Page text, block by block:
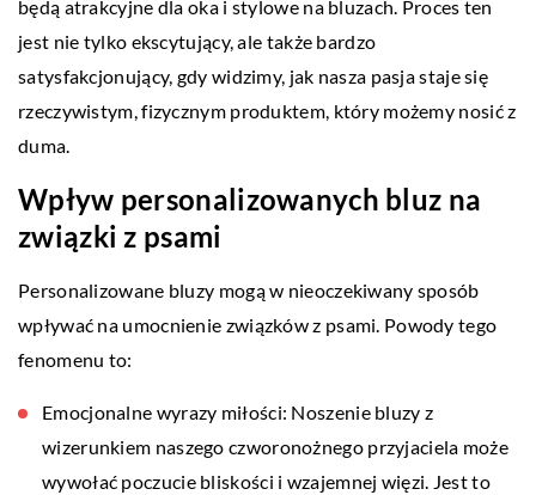
będą atrakcyjne dla oka i stylowe na bluzach. Proces ten
jest nie tylko ekscytujący, ale także bardzo
satysfakcjonujący, gdy widzimy, jak nasza pasja staje się
rzeczywistym, fizycznym produktem, który możemy nosić z
duma.
Wpływ personalizowanych bluz na
związki z psami
Personalizowane bluzy mogą w nieoczekiwany sposób
wpływać na umocnienie związków z psami. Powody tego
fenomenu to:
Emocjonalne wyrazy miłości: Noszenie bluzy z
wizerunkiem naszego czworonożnego przyjaciela może
wywołać poczucie bliskości i wzajemnej więzi. Jest to